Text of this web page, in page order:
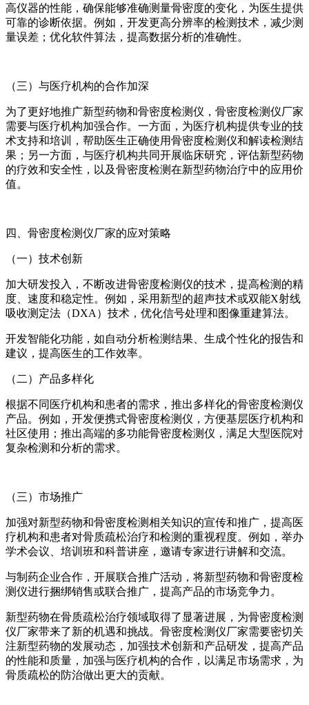
高仪器的性能，确保能够准确测量骨密度的变化，为医生提供
可靠的诊断依据。例如，开发更高分辨率的检测技术，减少测
量误差；优化软件算法，提高数据分析的准确性。
（三）与医疗机构的合作加深
为了更好地推广新型药物和骨密度检测仪，骨密度检测仪厂家
需要与医疗机构加强合作。一方面，为医疗机构提供专业的技
术支持和培训，帮助医生正确使用骨密度检测仪和解读检测结
果；另一方面，与医疗机构共同开展临床研究，评估新型药物
的疗效和安全性，以及骨密度检测在新型药物治疗中的应用价
值。
四、骨密度检测仪厂家的应对策略
（一）技术创新
加大研发投入，不断改进骨密度检测仪的技术，提高检测的精
度、速度和稳定性。例如，采用新型的超声技术或双能X射线
吸收测定法（DXA）技术，优化信号处理和图像重建算法。
开发智能化功能，如自动分析检测结果、生成个性化的报告和
建议，提高医生的工作效率。
（二）产品多样化
根据不同医疗机构和患者的需求，推出多样化的骨密度检测仪
产品。例如，开发便携式骨密度检测仪，方便基层医疗机构和
社区使用；推出高端的多功能骨密度检测仪，满足大型医院对
复杂检测和分析的需求。
（三）市场推广
加强对新型药物和骨密度检测相关知识的宣传和推广，提高医
疗机构和患者对骨质疏松治疗和检测的重视程度。例如，举办
学术会议、培训班和科普讲座，邀请专家进行讲解和交流。
与制药企业合作，开展联合推广活动，将新型药物和骨密度检
测仪进行捆绑销售或联合推广，提高产品的市场竞争力。
新型药物在骨质疏松治疗领域取得了显著进展，为骨密度检测
仪厂家带来了新的机遇和挑战。骨密度检测仪厂家需要密切关
注新型药物的发展动态，加强技术创新和产品研发，提高产品
的性能和质量，加强与医疗机构的合作，以满足市场需求，为
骨质疏松的防治做出更大的贡献。